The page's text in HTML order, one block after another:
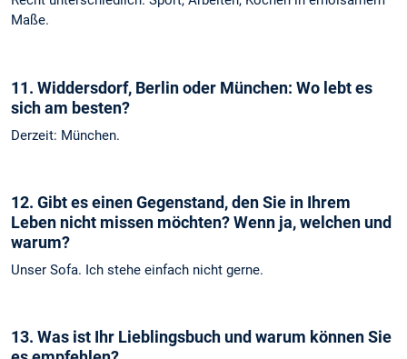
Maße.
11. Widdersdorf, Berlin oder München: Wo lebt es
sich am besten?
Derzeit: München.
12. Gibt es einen Gegenstand, den Sie in Ihrem
Leben nicht missen möchten? Wenn ja, welchen und
warum?
Unser Sofa. Ich stehe einfach nicht gerne.
13. Was ist Ihr Lieblingsbuch und warum können Sie